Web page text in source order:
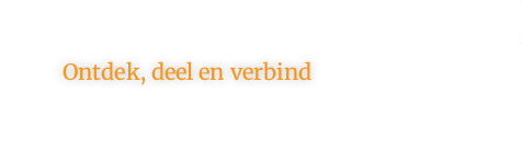
Ontdek, deel en verbind